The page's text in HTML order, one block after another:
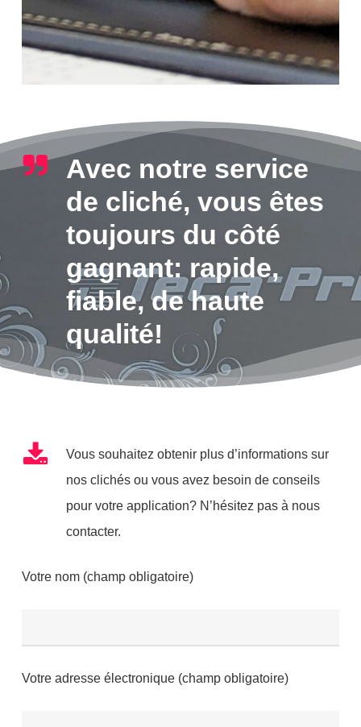
Avec notre service
de cliché, vous êtes
toujours du côté
gagnant: rapide,
fiable, de haute
qualité!
Vous souhaitez obtenir plus d’informations sur
nos clichés ou vous avez besoin de conseils
pour votre application? N’hésitez pas à nous
contacter.
Votre nom (champ obligatoire)
Votre adresse électronique (champ obligatoire)